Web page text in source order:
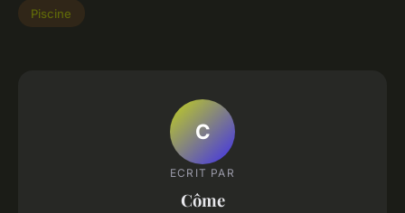
Piscine
C
ECRIT PAR
Côme